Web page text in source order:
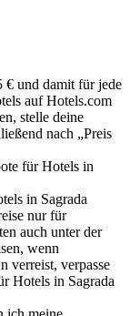
€ und damit für jede
auf Hotels.com
stelle deine
nach „Preis
für Hotels in
in Sagrada
nur für
auch unter der
wenn
verreist, verpasse
Hotels in Sagrada